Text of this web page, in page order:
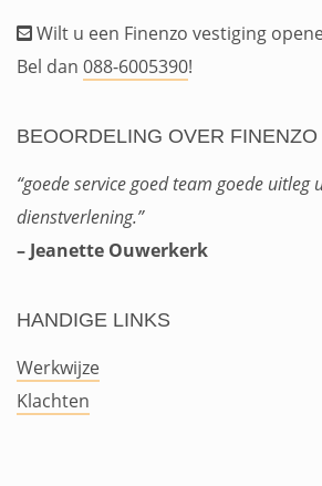
Wilt u een Finenzo vestiging
Bel dan 088-6005390!
BEOORDELING OVER FINENZO
“goede service goed team goede uitleg
dienstverlening.”
– Jeanette Ouwerkerk
HANDIGE LINKS
Werkwijze
Klachten